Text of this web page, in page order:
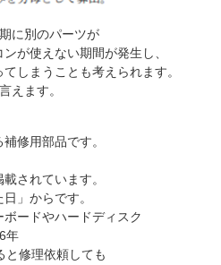
に別のパーツが
が使えない期間が発生し、
しまうことも考えられます。
えます。
修用部品です。
されています。
」からです。
ードやハードディスク
年
と修理依頼しても